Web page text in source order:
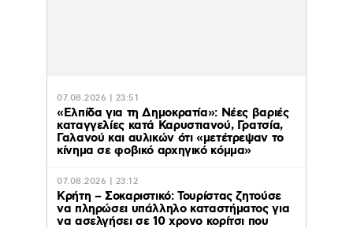
07.08.2026 | 23:51
«Ελπίδα για τη Δημοκρατία»: Νέες βαριές
καταγγελίες κατά Καρυστιανού, Γρατσία,
Γαλανού και αυλικών ότι «μετέτρεψαν το
κίνημα σε φοβικό αρχηγικό κόμμα»
07.08.2026 | 23:12
Κρήτη – Σοκαριστικό: Τουρίστας ζητούσε
να πληρώσει υπάλληλο καταστήματος για
να ασελγήσει σε 10 χρονο κορίτσι που